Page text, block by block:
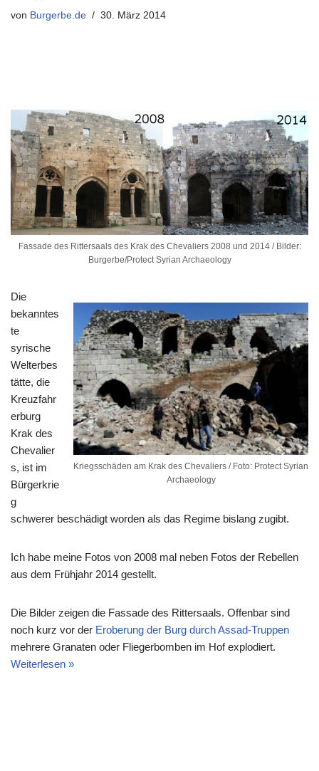
von Burgerbe.de 30. März 2014
Fassade des Rittersaals des Krak des Chevaliers 2008 und 2014 / Bilder:
Burgerbe/Protect Syrian Archaeology
Kriegsschäden am Krak des Chevaliers / Foto: Protect Syrian
Archaeology
Die
bekanntes
te
syrische
Welterbes
tätte, die
Kreuzfahr
erburg
Krak des
Chevalier
s, ist im
Bürgerkrie
g
schwerer beschädigt worden als das Regime bislang zugibt.
Ich habe meine Fotos von 2008 mal neben Fotos der Rebellen
aus dem Frühjahr 2014 gestellt.
Die Bilder zeigen die Fassade des Rittersaals. Offenbar sind
noch kurz vor der Eroberung der Burg durch Assad-Truppen
mehrere Granaten oder Fliegerbomben im Hof explodiert.
Weiterlesen »